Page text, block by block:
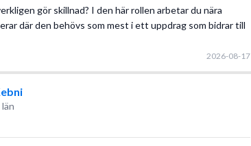
gör skillnad? I den här rollen arbetar du nära
där den behövs som mest i ett uppdrag som bidrar till
2026-08-17